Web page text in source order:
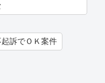
訴でＯＫ案件